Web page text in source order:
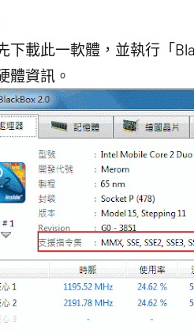
下載此一軟體，並執行「
體資訊。